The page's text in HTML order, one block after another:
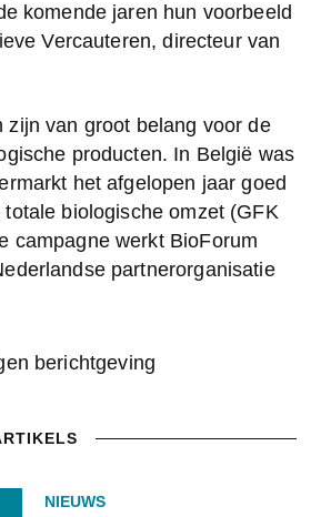
komende jaren hun voorbeeld
Vercauteren, directeur van
zijn van groot belang voor de
producten. In België was
het afgelopen jaar goed
biologische omzet (GFK
campagne werkt BioForum
partnerorganisatie
berichtgeving
NIEUWS